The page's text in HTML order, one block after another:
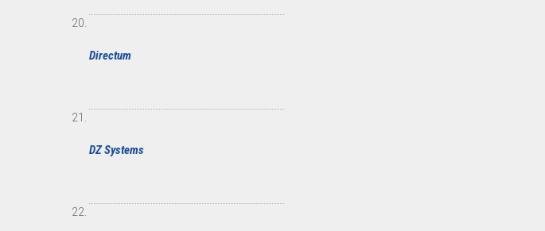
Directum
DZ Systems